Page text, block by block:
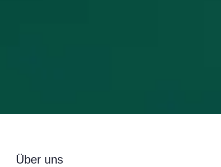
Über uns